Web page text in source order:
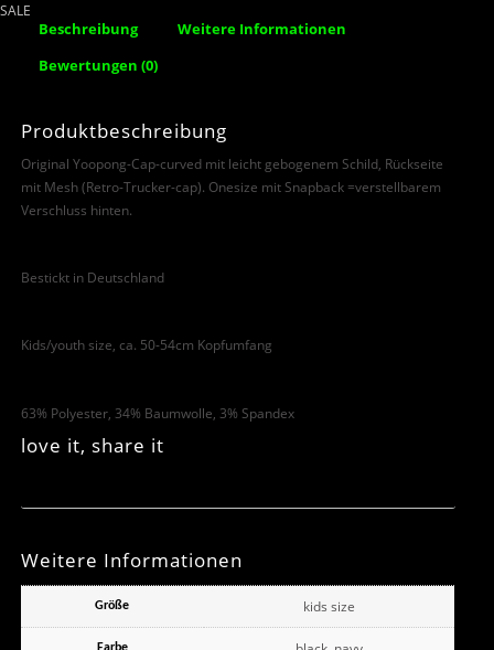
SALE
Beschreibung
Weitere Informationen
Bewertungen (0)
Produktbeschreibung
Original Yoopong-Cap-curved mit leicht gebogenem Schild, Rückseite
mit Mesh (Retro-Trucker-cap). Onesize mit Snapback =verstellbarem
Verschluss hinten.
Bestickt in Deutschland
Kids/youth size, ca. 50-54cm Kopfumfang
63% Polyester, 34% Baumwolle, 3% Spandex
love it, share it
Weitere Informationen
Größe kids size